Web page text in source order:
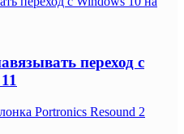
переход с
Portronics Resound 2